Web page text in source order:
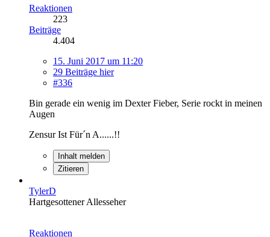
Reaktionen
223
Beiträge
4.404
15. Juni 2017 um 11:20
29 Beiträge hier
#336
Bin gerade ein wenig im Dexter Fieber, Serie rockt in meinen
Augen
Zensur Ist Für´n A......!!
Inhalt melden
Zitieren
TylerD
Hartgesottener Allesseher
Reaktionen